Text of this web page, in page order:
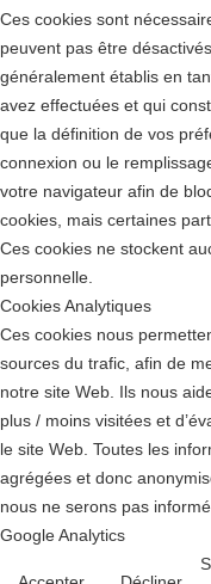
Ces cookies sont
peuvent pas être
généralement établis en
avez effectuées et qui
que la définition de vos
connexion ou le
votre navigateur afin de
cookies, mais certaines
Ces cookies ne stockent
personnelle.
Cookies Analytiques
Ces cookies nous
sources du trafic, afin de
notre site Web. Ils nous
plus / moins visitées et
le site Web. Toutes les
agrégées et donc
nous ne serons pas
Google Analytics